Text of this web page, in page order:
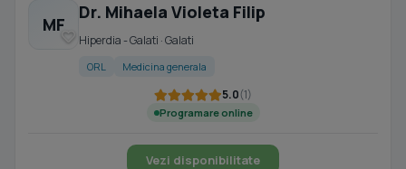
MF
Dr. Mihaela Violeta Filip
Hiperdia - Galati · Galati
ORL Medicina generala
5.0(1)
Programare online
Vezi disponibilitate